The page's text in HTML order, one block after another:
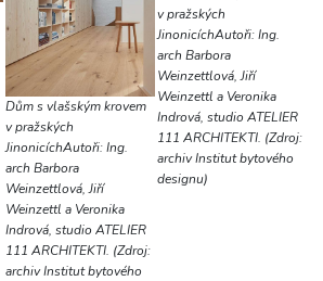
Dům s vlašským krovem
v pražských
JinonicíchAutoři: Ing.
arch Barbora
Weinzettlová, Jiří
Weinzettl a Veronika
Indrová, studio ATELIER
111 ARCHITEKTI. (Zdroj:
archiv Institut bytového
v pražských
JinonicíchAutoři: Ing.
arch Barbora
Weinzettlová, Jiří
Weinzettl a Veronika
Indrová, studio ATELIER
111 ARCHITEKTI. (Zdroj:
archiv Institut bytového
designu)